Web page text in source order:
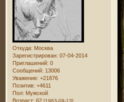
Откуда: Москва
Зарегистрирован: 07-04-2014
Приглашений: 0
Сообщений: 13006
Уважение: +21876
Позитив: +4611
Пол: Мужской
Возраст: 62[1963-09-13]